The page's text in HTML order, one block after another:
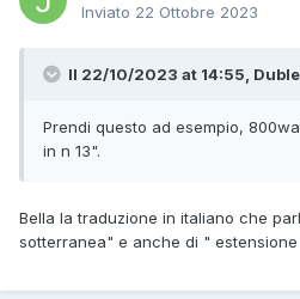
Inviato 22 Ottobre 2023
Il 22/10/2023 at 14:55,
Prendi questo ad esempio,
in n 13".
Bella la traduzione in italiano che
sotterranea" e anche di "